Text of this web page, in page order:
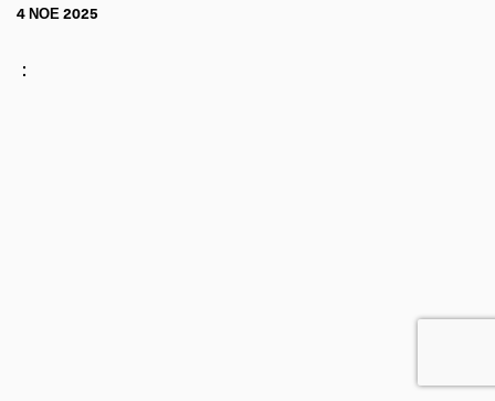
4 ΝΟΕ 2025
: